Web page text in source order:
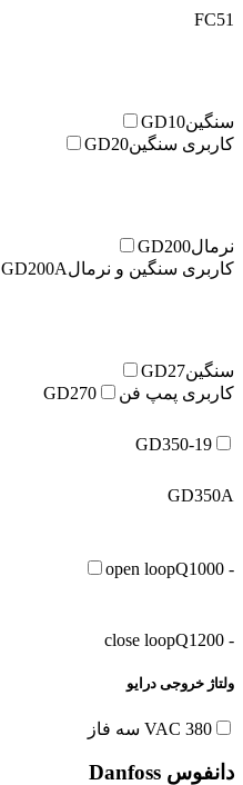
FC51
سنگینGD10
کاربری سنگینGD20
نرمالGD200
کاربری سنگین و نرمالGD200A
سنگینGD27
کاربری پمپ فن
GD270
GD350-19
GD350A
- open loop
Q1000
- close loop
Q1200
ولتاژ خروجی درایو
380 VAC سه فاز
دانفوس Danfoss